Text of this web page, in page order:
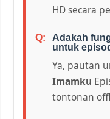
HD secara
Adakah
untuk
Ya, pautan
Imamku
tontonan